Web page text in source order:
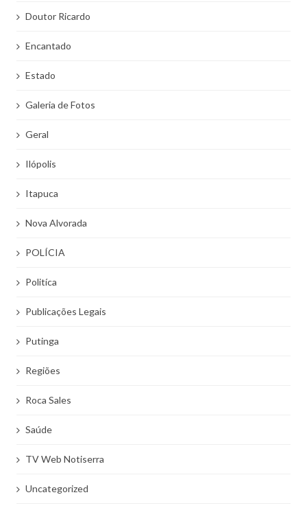
Doutor Ricardo
Encantado
Estado
Galeria de Fotos
Geral
Ilópolis
Itapuca
Nova Alvorada
POLÍCIA
Politíca
Publicações Legais
Putinga
Regiões
Roca Sales
Saúde
TV Web Notiserra
Uncategorized